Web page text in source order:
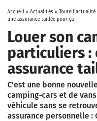
Accueil» Actualités» Toute l'actualité
une assurance taillée pour ça
Louer son
particuliers :
assurance
C'est une bonne
camping-cars et de
véhicule sans se
assurance personnelle :